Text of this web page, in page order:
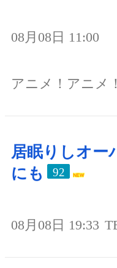
08月08日 11:00
アニメ！アニメ！
居眠りしオー
にも
92
08月08日 19:33